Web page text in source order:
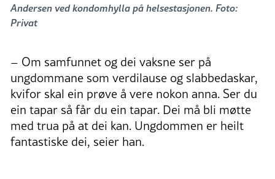
Andersen ved kondomhylla på helsestasjonen. Foto:
Privat
– Om samfunnet og dei vaksne ser på
ungdommane som verdilause og slabbedaskar,
kvifor skal ein prøve å vere nokon anna. Ser du
ein tapar så får du ein tapar. Dei må bli møtte
med trua på at dei kan. Ungdommen er heilt
fantastiske dei, seier han.